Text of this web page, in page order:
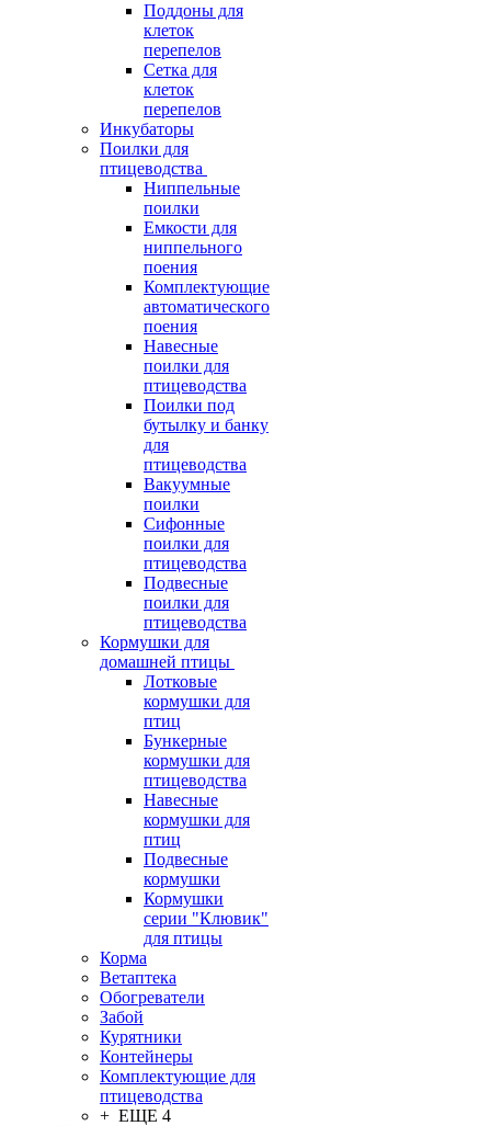
Поддоны для
клеток
перепелов
Сетка для
клеток
перепелов
Инкубаторы
Поилки для
птицеводства
Ниппельные
поилки
Емкости для
ниппельного
поения
Комплектующие
автоматического
поения
Навесные
поилки для
птицеводства
Поилки под
бутылку и банку
для
птицеводства
Вакуумные
поилки
Сифонные
поилки для
птицеводства
Подвесные
поилки для
птицеводства
Кормушки для
домашней птицы
Лотковые
кормушки для
птиц
Бункерные
кормушки для
птицеводства
Навесные
кормушки для
птиц
Подвесные
кормушки
Кормушки
серии "Клювик"
для птицы
Корма
Ветаптека
Обогреватели
Забой
Курятники
Контейнеры
Комплектующие для
птицеводства
+ ЕЩЕ 4